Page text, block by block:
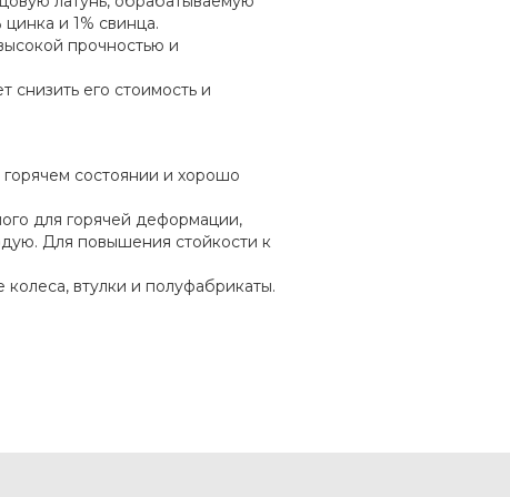
и 1% свинца.
прочностью и
снизить его стоимость и
состоянии и хорошо
для горячей деформации,
Для повышения стойкости к
втулки и полуфабрикаты.